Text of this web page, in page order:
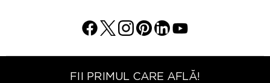
FII PRIMUL CARE AFLĂ!